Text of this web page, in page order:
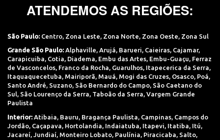
ATENDEMOS AS REGIÕES:
São Paulo: Centro Zona Leste Zona Norte Zona Oeste Zona Sul
Grande São Paulo: Alphaville, Arujá, Barueri, Caieiras, Cajamar,
Carapicuiba, Cotia, Diadema, Embu das Artes, Embu-Guaçu, Ferraz
de Vasconcelos, Franco da Rocha, Guarulhos, Itapecerica da Serra,
Itaquaquecetuba, Mairiporã, Mauá, Mogi das Cruzes, Osasco, Poá,
Santo André, Suzano, São Bernardo do Campo, São Caetano do
Sul, São Lourenço da Serra, Taboão da Serra, Vargem Grande
Paulista
Interior: Atibaia Bauru Bragança Paulista Campinas Campos do
Jordão Caçapava Hortolandia Indaiatuba Itapevi Itatiba Itú
Jacareí
Jundiaí Monteiro Lobato Paulínia Piracicaba Salto